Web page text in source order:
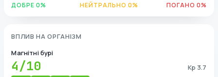
ДОБРЕ 0% НЕЙТРАЛЬНО 0% ПОГАНО 0%
ВПЛИВ НА ОРГАНІЗМ
Магнітні бурі
4/10 Kp 3.7